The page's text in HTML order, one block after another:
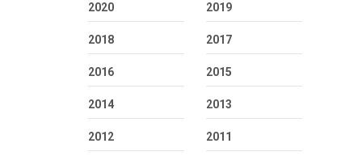
2020 2019
2018 2017
2016 2015
2014 2013
2012 2011